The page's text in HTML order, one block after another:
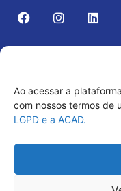
Ao acessar a
com nossos termos de
LGPD e a ACAD.
ACAD